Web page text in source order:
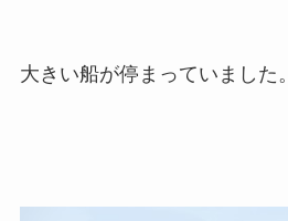
大きい船が停まっていました。